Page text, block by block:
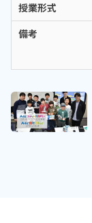
授業形式
備考